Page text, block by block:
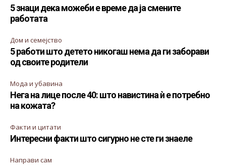
5 знаци дека можеби е време да ја смените
работата
Дом и семејство
5 работи што детето никогаш нема да ги заборави
од своите родители
Мода и убавина
Нега на лице после 40: што навистина ѝ е потребно
на кожата?
Факти и цитати
Интересни факти што сигурно не сте ги знаеле
Направи сам